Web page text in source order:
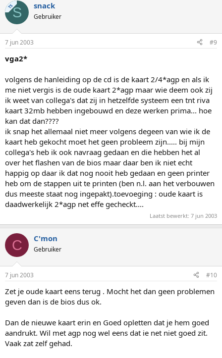
TSS snack
Gebruiker
7 jun 2003 #9
vga2*
volgens de hanleiding op de cd is de kaart 2/4*agp en als ik
me niet vergis is de oude kaart 2*agp maar wie deem ook zij
ik weet van collega's dat zij in hetzelfde systeem een tnt riva
kaart 32mb hebben ingebouwd en deze werken prima... hoe
kan dat dan????
ik snap het allemaal niet meer volgens degeen van wie ik de
kaart heb gekocht moet het geen probleem zijn..... bij mijn
collega's heb ik ook navraag gedaan en die hebben het al
over het flashen van de bios maar daar ben ik niet echt
happig op daar ik dat nog nooit heb gedaan en geen printer
heb om de stappen uit te printen (ben n.l. aan het verbouwen
dus meeste staat nog ingepakt).toevoeging : oude kaart is
daadwerkelijk 2*agp net effe gecheckt....
Laatst bewerkt: 7 jun 2003
C C'mon
Gebruiker
7 jun 2003 #10
Zet je oude kaart eens terug . Mocht het dan geen problemen
geven dan is de bios dus ok.
Dan de nieuwe kaart erin en Goed opletten dat je hem goed
aandrukt. Wil met agp nog wel eens dat ie net niet goed zit.
Vaak zat zelf gehad.